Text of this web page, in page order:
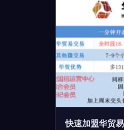
快速加盟华贸